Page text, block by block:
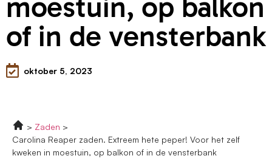
moestuin, op balkon
of in de vensterbank
oktober 5, 2023
Zaden
Carolina Reaper zaden. Extreem hete peper! Voor het zelf
kweken in moestuin, op balkon of in de vensterbank